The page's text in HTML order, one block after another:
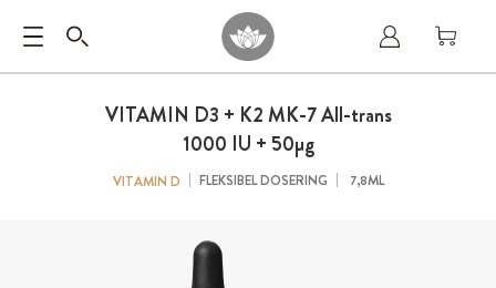
VITAMIN D3 + K2 MK-7All-trans
1000 IU + 50µg
VITAMIN D FLEKSIBEL DOSERING 7,8ML